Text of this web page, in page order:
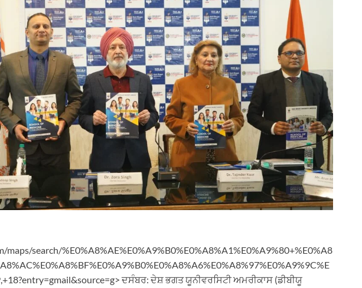
search/%E0%A8%AE%E0%A9%B0%E0%A8%A1%E0%A9%80+%E0%A8
ਦਸੰਬਰ: ਦੇਸ਼ ਭਗਤ ਯੂਨੀਵਰਸਿਟੀ ਅਮਰੀਕਾਸ (ਡੀਬੀਯੂ